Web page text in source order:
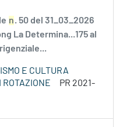
n. 50 del 31_03_2026
La Determina...175 al
E CULTURA
ROTAZIONE
PR 2021-